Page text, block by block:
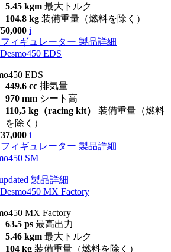
5.45 kgm 最大トルク
104.8 kg 装備重量（燃料を除く）
i
ィギュレーター 製品詳細
Desmo450 EDS
EDS
449.6 cc 排気量
970 mm シート高
110,5 kg（racing kit） 装備重量（燃料
を除く）
i
ィギュレーター 製品詳細
SM
製品詳細
Desmo450 MX Factory
MX Factory
63.5 ps 最高出力
5.46 kgm 最大トルク
104 kg 装備重量（燃料を除く）